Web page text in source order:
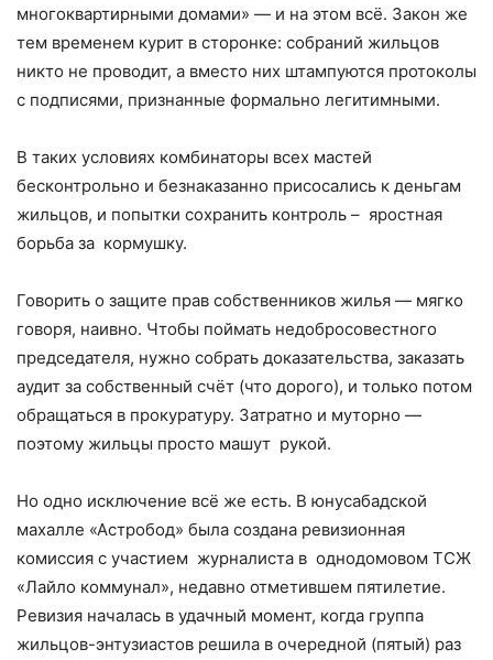
многоквартирными домами» — и на этом всё. Закон же
тем временем курит в сторонке: собраний жильцов
никто не проводит, а вместо них штампуются протоколы
с подписями, признанные формально легитимными.
В таких условиях комбинаторы всех мастей
бесконтрольно и безнаказанно присосались к деньгам
жильцов, и попытки сохранить контроль – яростная
борьба за кормушку.
Говорить о защите прав собственников жилья — мягко
говоря, наивно. Чтобы поймать недобросовестного
председателя, нужно собрать доказательства, заказать
аудит за собственный счёт (что дорого), и только потом
обращаться в прокуратуру. Затратно и муторно —
поэтому жильцы просто машут рукой.
Но одно исключение всё же есть. В юнусабадской
махалле «Астробод» была создана ревизионная
комиссия с участием журналиста в однодомовом ТСЖ
«Лайло коммунал», недавно отметившем пятилетие.
Ревизия началась в удачный момент, когда группа
жильцов-энтузиастов решила в очередной (пятый) раз